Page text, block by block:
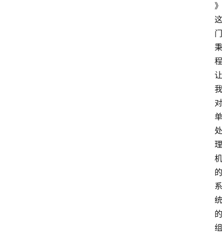
》
这
门
秉
程
让
我
对
单
处
理
机
的
系
统
的
组